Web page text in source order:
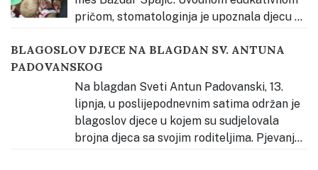
pričom, stomatologinja je upoznala djecu sa
zube. Djeca su se potom hrabro “provozala” na
stomatološkoj stolici i čistili naslage na modelu zubala
kako bi vidjeli kako…
BLAGOSLOV DJECE NA BLAGDAN SV. ANTUNA
PADOVANSKOG
Na blagdan Sveti Antun Padovanski, 13.
lipnja, u poslijepodnevnim satima održan je
blagoslov djece u kojem su sudjelovala
brojna djeca sa svojim roditeljima. Pjevanje